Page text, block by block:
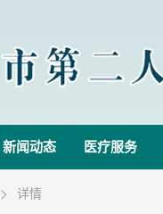
新闻动态 医疗服务
 详情